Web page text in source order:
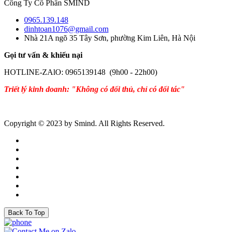
Công Ty Cổ Phần SMIND
0965.139.148
dinhtoan1076@gmail.com
Nhà 21A ngõ 35 Tây Sơn, phường Kim Liên, Hà Nội
Gọi tư vấn & khiếu nại
HOTLINE-ZAlO: 0965139148 (9h00 - 22h00)
Triết lý kinh doanh: "Không có đối thủ, chỉ có đối tác"
Copyright © 2023 by Smind. All Rights Reserved.
Back To Top